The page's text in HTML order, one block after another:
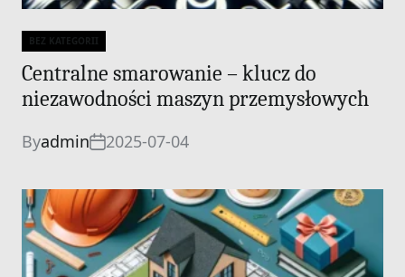
Categories
BEZ KATEGORII
Centralne smarowanie – klucz do
niezawodności maszyn przemysłowych
Byadmin 2025-07-04